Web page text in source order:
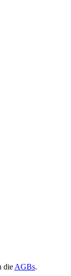
die AGBs.